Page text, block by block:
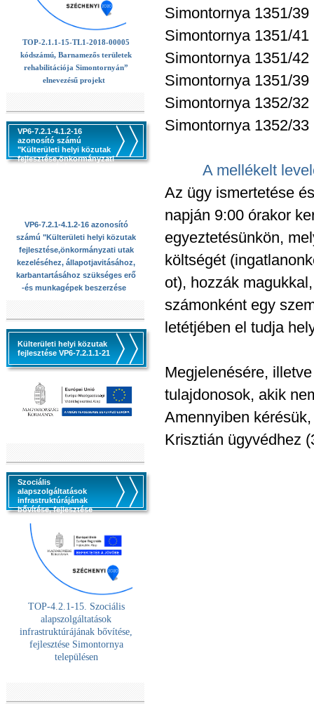
TOP-2.1.1-15-TL1-2018-00005
kódszámú, Barnamezős területek
rehabilitációja Simontornyán”
elnevezésű projekt
VP6-7.2.1-4.1.2-16
azonosító számú
"Külterületi helyi közutak
fejlesztése,önkormányzati
VP6-7.2.1-4.1.2-16 azonosító
számú "Külterületi helyi közutak
fejlesztése,önkormányzati utak
kezeléséhez, állapotjavitásához,
karbantartásához szükséges erő
-és munkagépek beszerzése
Külterületi helyi közutak
fejlesztése VP6-7.2.1.1-21
Szociális
alapszolgáltatások
infrastruktúrájának
bővítése, fejlesztése
TOP-4.2.1-15. Szociális
alapszolgáltatások
infrastruktúrájának bővítése,
fejlesztése Simontornya
településen
Simontornya 1351/
Simontornya 1351/
Simontornya 1351/
Simontornya 1351/
Simontornya 1352/
Simontornya 1352/
A mellékelt
Az ügy ismertetése
napján 9:00 órakor
egyeztetésünkön,
költségét
ot), hozzák
számonként egy
letétjében el tudja
Megjelenésére,
tulajdonosok, akik
Amennyiben
Krisztián ügyvédhez